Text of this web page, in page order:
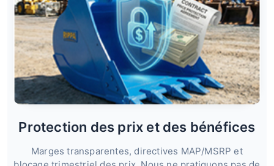
Protection des prix et des bénéfices
Marges transparentes, directives MAP/MSRP et